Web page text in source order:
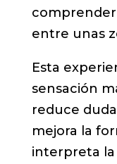
entre unas
Esta
sensación
reduce
mejora la
interpreta la